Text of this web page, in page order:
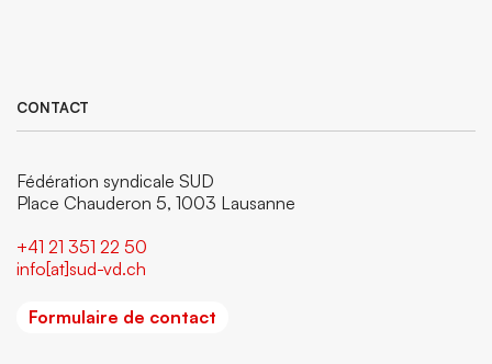
CONTACT
Fédération syndicale SUD
Place Chauderon 5, 1003 Lausanne
+41 21 351 22 50
info[at]sud-vd.ch
Formulaire de contact